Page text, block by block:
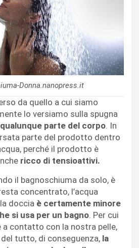
Donna.nanopress.it
da quello a cui siamo
lo versiamo sulla spugna
parte del corpo. In
parte del prodotto dentro
perché il prodotto è
ricco di tensioattivi.
il bagnoschiuma da solo, è
concentrato, l’acqua
doccia è certamente minore
si usa per un bagno. Per cui
a contatto con la nostra pelle,
tutto, di conseguenza, la